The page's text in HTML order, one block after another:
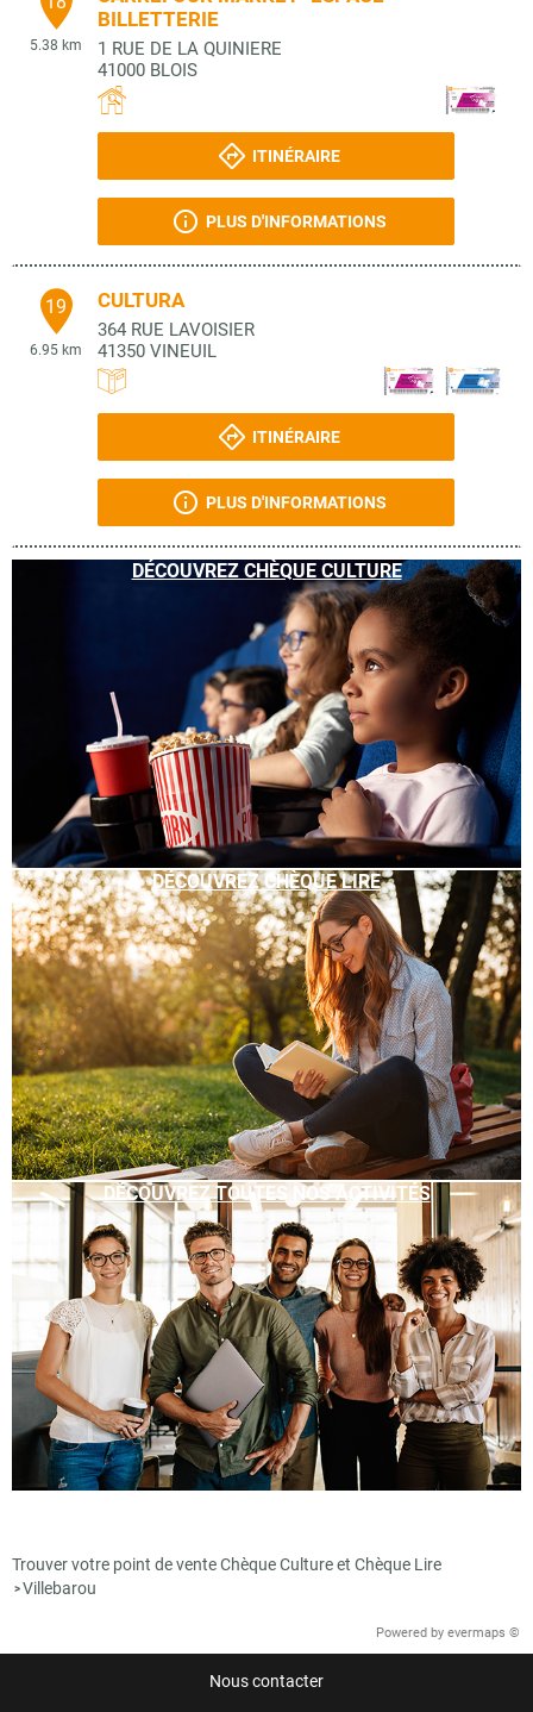
5.38 km
BILLETTERIE
1 RUE DE LA QUINIERE
41000 BLOIS
ITINÉRAIRE
PLUS D'INFORMATIONS
19
6.95 km
CULTURA
364 RUE LAVOISIER
41350 VINEUIL
ITINÉRAIRE
PLUS D'INFORMATIONS
DÉCOUVREZ CHÈQUE CULTURE
DÉCOUVREZ CHÈQUE LIRE
DÉCOUVREZ TOUTES NOS ACTIVITÉS
Trouver votre point de vente Chèque Culture et Chèque Lire
>Villebarou
Powered by evermaps ©
Nous contacter